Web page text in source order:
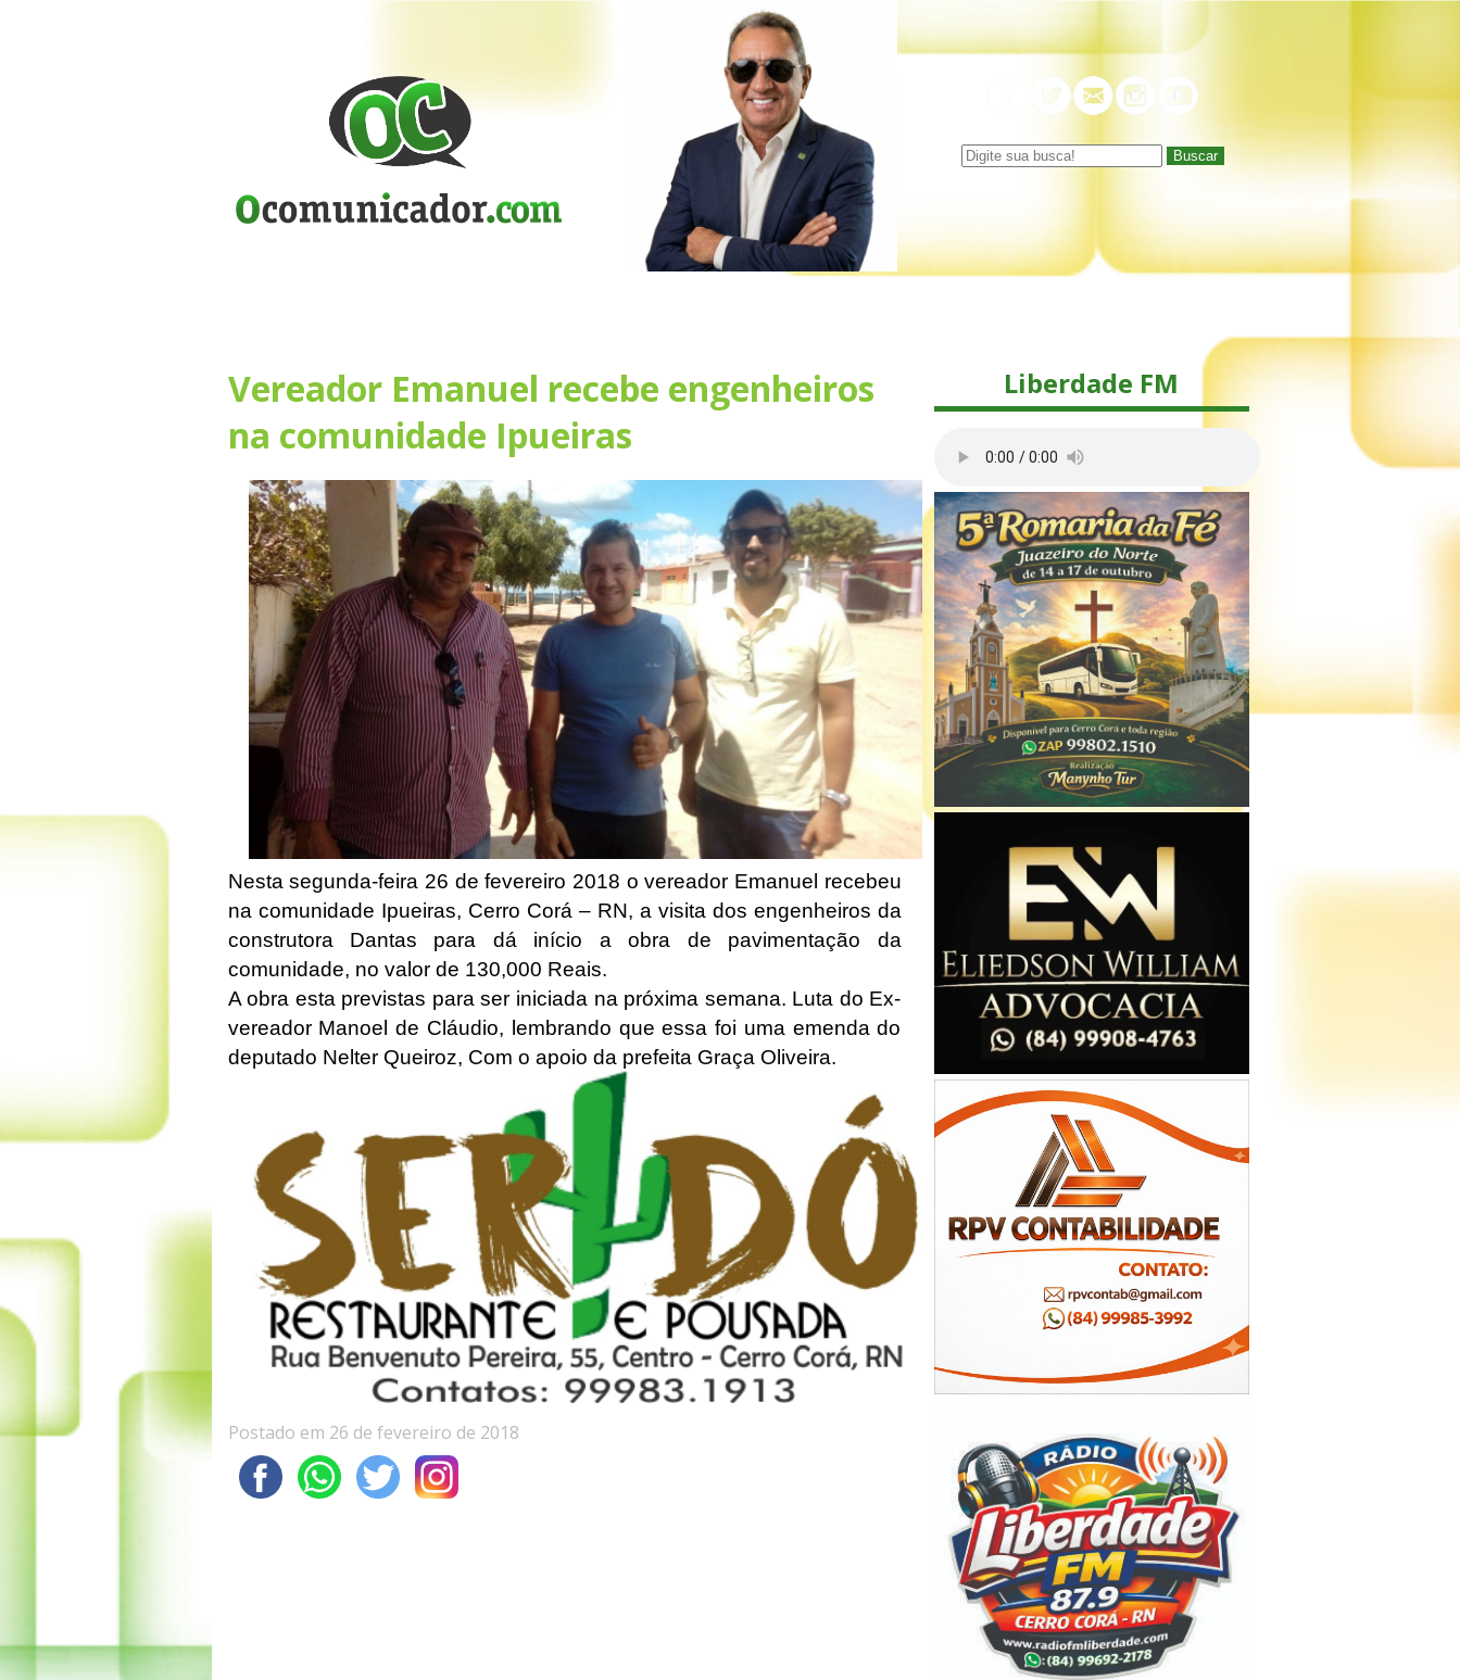
Buscar
Vereador Emanuel recebe engenheiros
na comunidade Ipueiras
Nesta segunda-feira 26 de fevereiro 2018 o vereador Emanuel recebeu
na comunidade Ipueiras, Cerro Corá – RN, a visita dos engenheiros da
construtora Dantas para dá início a obra de pavimentação da
comunidade, no valor de 130,000 Reais.
A obra esta previstas para ser iniciada na próxima semana. Luta do Ex-
vereador Manoel de Cláudio, lembrando que essa foi uma emenda do
deputado Nelter Queiroz, Com o apoio da prefeita Graça Oliveira.
Postado em 26 de fevereiro de 2018
Liberdade FM